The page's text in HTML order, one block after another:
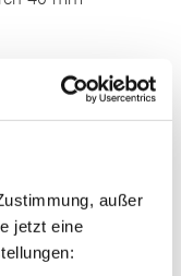
außer
jetzt eine